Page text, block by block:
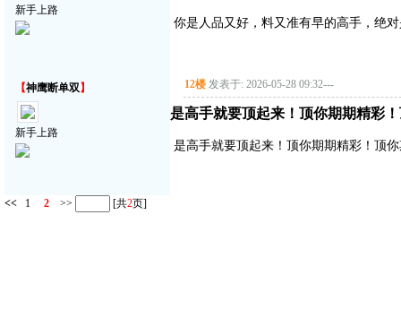
新手上路
你是人品又好，料又准有早的高手，绝
【神鹰断单双】
新手上路
12楼 发表于: 2026-05-28 09:32---
是高手就要顶起来！顶你期期精彩
是高手就要顶起来！顶你期期精彩！顶
<< 1 2 >> [共2页]